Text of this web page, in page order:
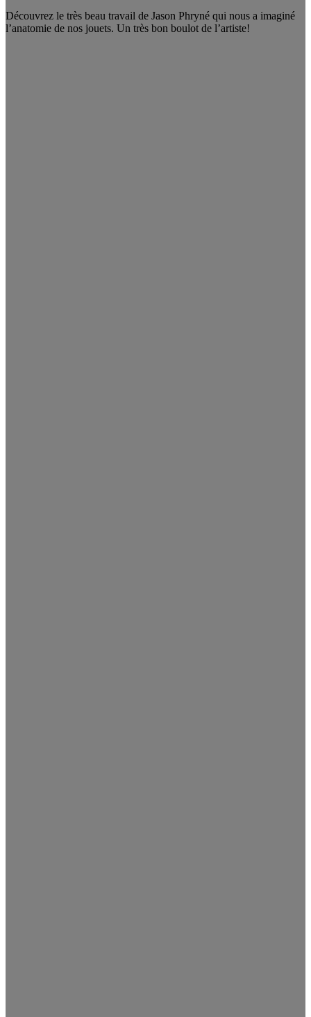
Découvrez le très beau travail de Jason Phryné qui nous a imaginé
l’anatomie de nos jouets. Un très bon boulot de l’artiste!